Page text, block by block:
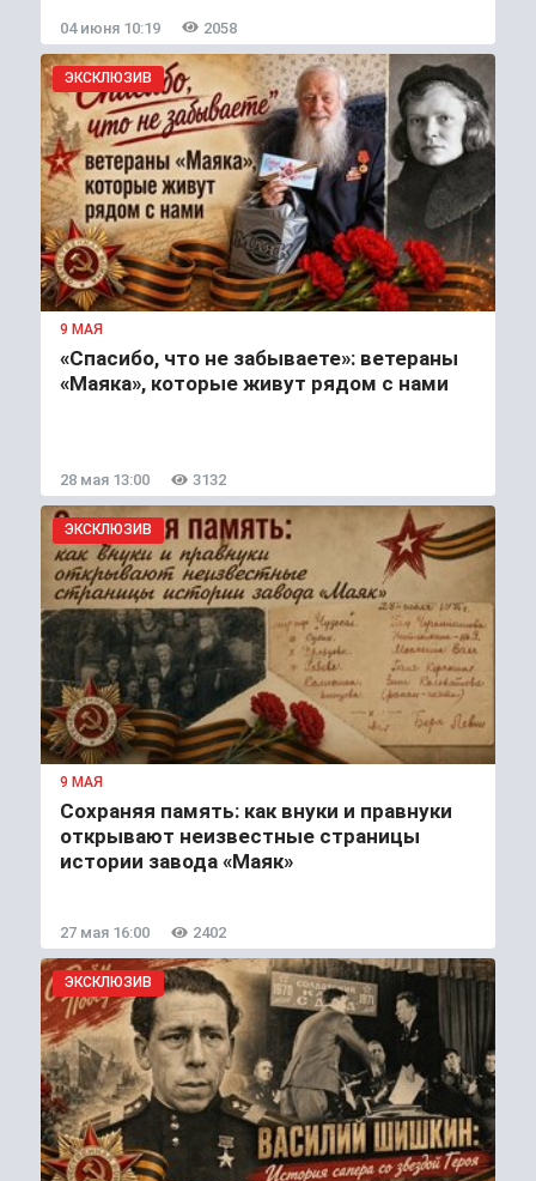
04 июня 10:19 2058
ЭКСКЛЮЗИВ
9 МАЯ
«Спасибо, что не забываете»: ветераны
«Маяка», которые живут рядом с нами
28 мая 13:00 3132
ЭКСКЛЮЗИВ
9 МАЯ
Сохраняя память: как внуки и правнуки
открывают неизвестные страницы
истории завода «Маяк»
27 мая 16:00 2402
ЭКСКЛЮЗИВ